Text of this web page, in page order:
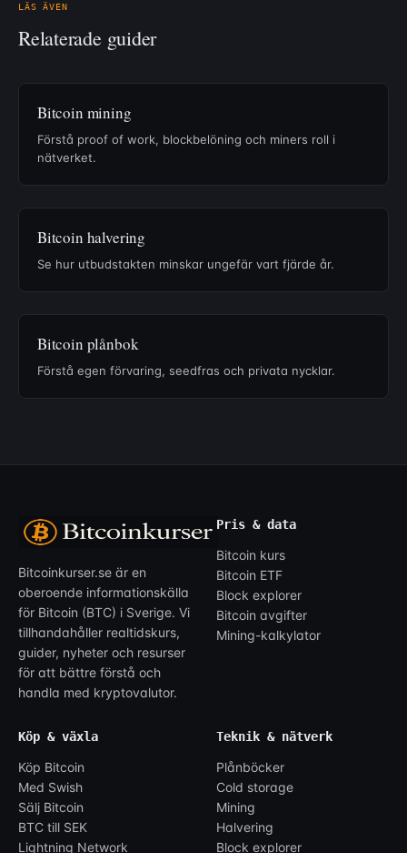
LÄS ÄVEN
Relaterade guider
Bitcoin mining
Förstå proof of work, blockbelöning och miners roll i
nätverket.
Bitcoin halvering
Se hur utbudstakten minskar ungefär vart fjärde år.
Bitcoin plånbok
Förstå egen förvaring, seedfras och privata nycklar.
Bitcoinkurser.se är en
oberoende informationskälla
för Bitcoin (BTC) i Sverige. Vi
tillhandahåller realtidskurs,
guider, nyheter och resurser
för att bättre förstå och
handla med kryptovalutor.
Pris & data
Bitcoin kurs
Bitcoin ETF
Block explorer
Bitcoin avgifter
Mining-kalkylator
Köp & växla
Köp Bitcoin
Med Swish
Sälj Bitcoin
BTC till SEK
Lightning Network
Teknik & nätverk
Plånböcker
Cold storage
Mining
Halvering
Block explorer